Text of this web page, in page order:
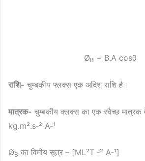
ØB = B.A cosθ
राशि- चुम्बकीय फ्लक्स एक अदिश राशि है।
मात्रक- चुम्बकीय क्लक्स का एक स्वैच्छ मात्रक
kg.m².s‐² A‐¹
ØB का विमीय सूत्र – [ML²T ‐² A‐¹]